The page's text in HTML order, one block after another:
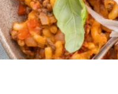
Snelle
BBQ